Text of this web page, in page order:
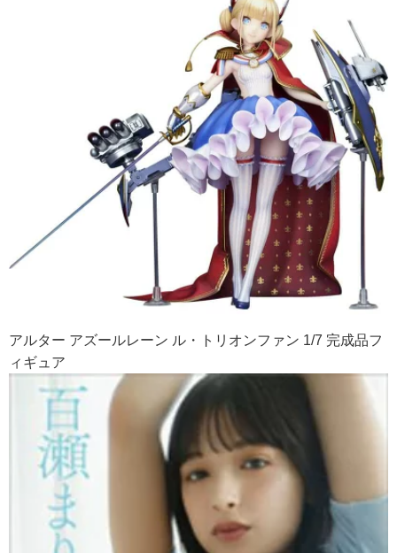
アルター アズールレーン ル・トリオンファン 1/7 完成品フ
ィギュア